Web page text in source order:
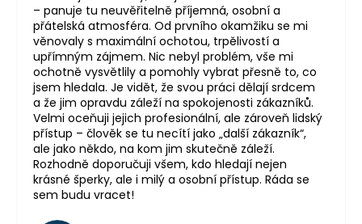
– panuje tu neuvěřitelně příjemná, osobní a
přátelská atmosféra. Od prvního okamžiku se mi
věnovaly s maximální ochotou, trpělivostí a
upřímným zájmem. Nic nebyl problém, vše mi
ochotně vysvětlily a pomohly vybrat přesně to, co
jsem hledala. Je vidět, že svou práci dělají srdcem
a že jim opravdu záleží na spokojenosti zákazníků.
Velmi oceňuji jejich profesionální, ale zároveň lidský
přístup – člověk se tu necítí jako „další zákazník“,
ale jako někdo, na kom jim skutečně záleží.
Rozhodně doporučuji všem, kdo hledají nejen
krásné šperky, ale i milý a osobní přístup. Ráda se
sem budu vracet!